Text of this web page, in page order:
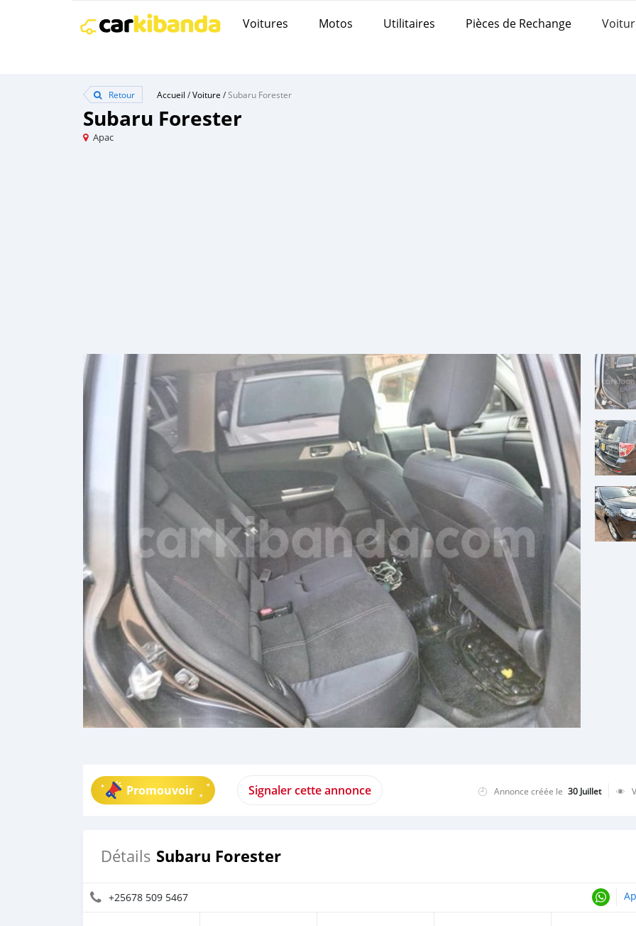
Voitures Motos Utilitaires Pièces de Rechange
Retour Accueil /Voiture /Subaru Forester
Subaru Forester
Apac
Promouvoir Signaler cette annonce Annonce créée le 30 Juillet
Détails Subaru Forester
+25678 509 5467